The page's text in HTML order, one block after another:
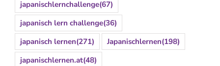
japanischlernchallenge(67)
japanisch lern challenge(36)
japanisch lernen(271) Japanischlernen(198)
japanischlernen.at(48)